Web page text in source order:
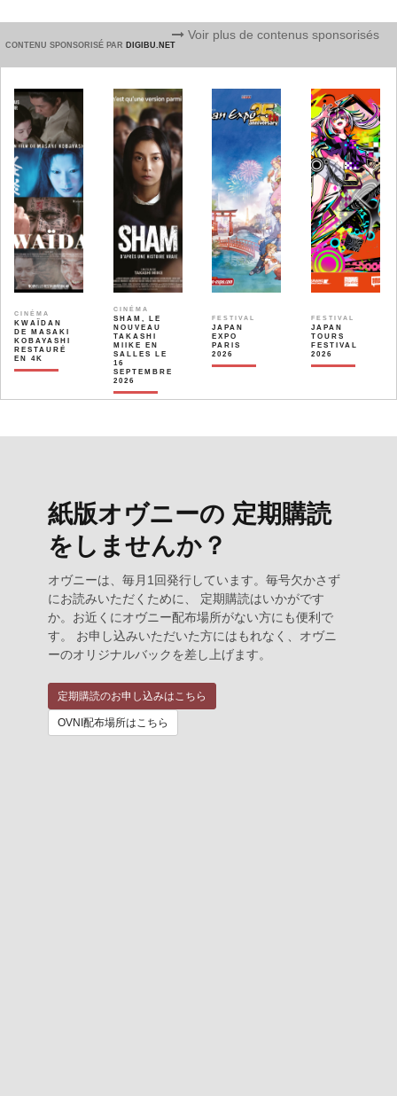
CONTENU SPONSORISÉ PAR DIGIBU.NET
Voir plus de contenus sponsorisés
CINÉMA
KWAÏDAN
DE MASAKI
KOBAYASHI
RESTAURÉ
EN 4K
CINÉMA
SHAM, LE
NOUVEAU
TAKASHI
MIIKE EN
SALLES LE
16
SEPTEMBRE
2026
FESTIVAL
JAPAN
EXPO
PARIS
2026
FESTIVAL
JAPAN
TOURS
FESTIVAL
2026
紙版オヴニーの 定期購読
をしませんか？
オヴニーは、毎月1回発行しています。毎号欠かさず
にお読みいただくために、 定期購読はいかがです
か。お近くにオヴニー配布場所がない方にも便利で
す。 お申し込みいただいた方にはもれなく、オヴニ
ーのオリジナルバックを差し上げます。
定期購読のお申し込みはこちら
OVNI配布場所はこちら